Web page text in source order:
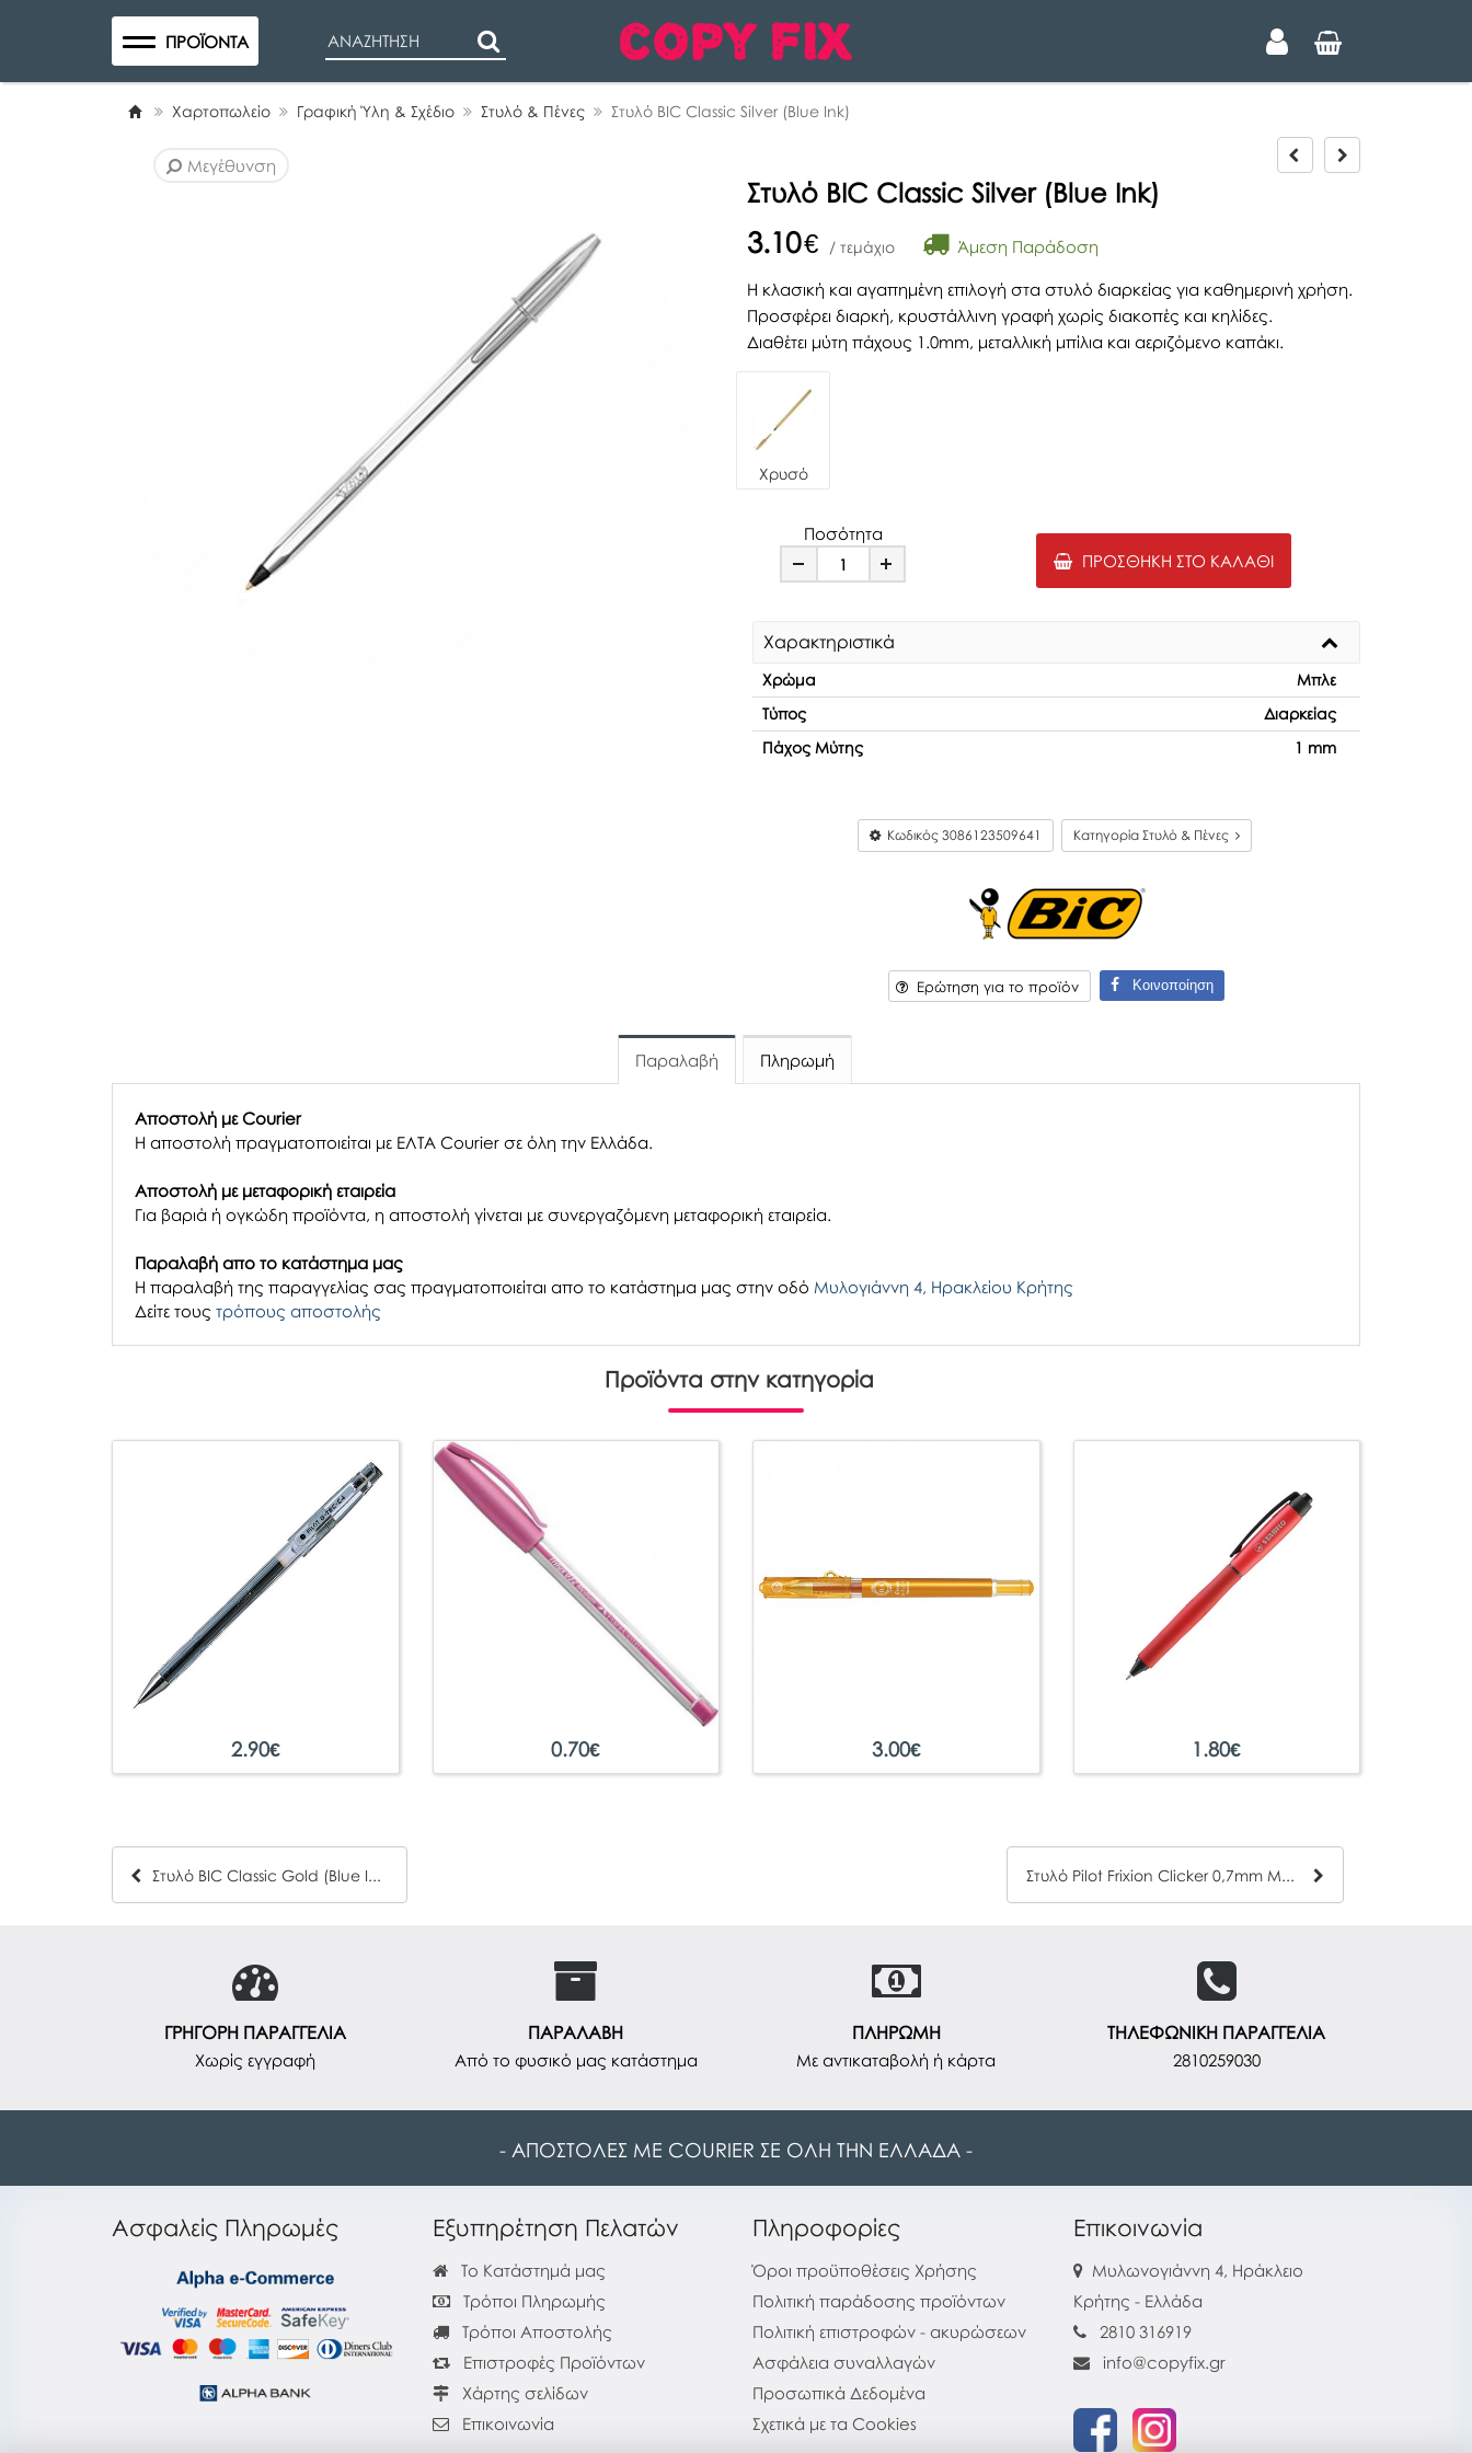
ΠΡΟΪΌΝΤΑ
Χαρτοπωλείο Γραφική Ύλη & Σχέδιο Στυλό & Πένες Στυλό BIC Classic Silver (Blue Ink)
Μεγέθυνση
P
r
u
e
Στυλό BIC Classic Silver (Blue Ink)
3.10€ / τεμάχιο Άμεση Παράδοση
Η κλασική και αγαπημένη επιλογή στα στυλό διαρκείας για καθημερινή χρήση.
Προσφέρει διαρκή, κρυστάλλινη γραφή χωρίς διακοπές και κηλίδες.
Διαθέτει μύτη πάχους 1.0mm, μεταλλική μπίλια και αεριζόμενο καπάκι.
Χρυσό
Ποσότητα
Plus
ΠΡΟΣΘΉΚΗ ΣΤΟ ΚΑΛΆΘΙ
Χαρακτηριστικά
Χρώμα
Μπλε
Τύπος
Διαρκείας
Πάχος Μύτης
1 mm
Κωδικός 3086123509641 Κατηγορία Στυλό & Πένες
Ερώτηση για το προϊόν Κοινοποίηση
Παραλαβή Πληρωμή
Αποστολή με Courier
Η αποστολή πραγματοποιείται με ΕΛΤΑ Courier σε όλη την Ελλάδα.
Αποστολή με μεταφορική εταιρεία
Για βαριά ή ογκώδη προϊόντα, η αποστολή γίνεται με συνεργαζόμενη μεταφορική εταιρεία.
Παραλαβή απο το κατάστημα μας
H παραλαβή της παραγγελίας σας πραγματοποιείται απο το κατάστημα μας στην οδό Μυλογιάννη 4, Ηρακλείου Κρήτης
Δείτε τους τρόπους αποστολής
Προϊόντα στην κατηγορία
2.90€ 0.70€ 3.00€ 1.80€
Στυλό BIC Classic Gold (Blue Ink) Στυλό Pilot Frixion Clicker 0,7mm Μπλε
ΓΡΗΓΟΡΗ ΠΑΡΑΓΓΕΛΙΑ
Χωρίς εγγραφή
ΠΑΡΑΛΑΒΗ
Από το φυσικό μας κατάστημα
ΠΛΗΡΩΜΗ
Με αντικαταβολή ή κάρτα
ΤΗΛΕΦΩΝΙΚΗ ΠΑΡΑΓΓΕΛΙΑ
2810259030
- ΑΠΟΣΤΟΛΕΣ ΜΕ COURIER ΣΕ ΟΛΗ ΤΗΝ ΕΛΛΑΔΑ -
Ασφαλείς Πληρωμές Εξυπηρέτηση Πελατών
Το Κατάστημά μας
Τρόποι Πληρωμής
Τρόποι Αποστολής
Επιστροφές Προϊόντων
Χάρτης σελίδων
Επικοινωνία
Πληροφορίες
Όροι προϋποθέσεις Χρήσης
Πολιτική παράδοσης προϊόντων
Πολιτική επιστροφών - ακυρώσεων
Ασφάλεια συναλλαγών
Προσωπικά Δεδομένα
Σχετικά με τα Cookies
Επικοινωνία
Μυλωνογιάννη 4, Ηράκλειο
Κρήτης - Ελλάδα
2810 316919
info@copyfix.gr